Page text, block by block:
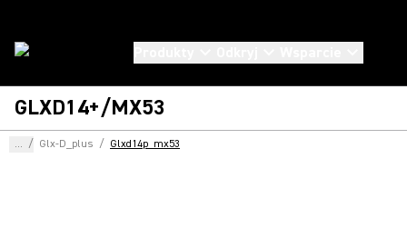
GLXD14+/MX53
... / Glx-D_plus / Glxd14p_mx53